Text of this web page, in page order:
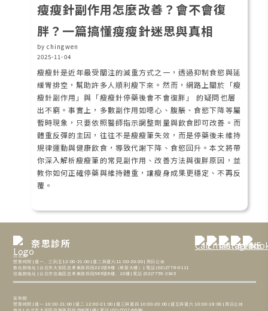
瘦瘦針副作用怎麼改善？會不會復
胖？一篇搞懂瘦瘦針迷思與真相
by chingwen
2025-11-04
瘦瘦針是近年最受關注的減重方式之一，透過抑制食慾與延
緩胃排空，幫助許多人順利瘦下來。然而，網路上關於「瘦
瘦針副作用」與「瘦瘦針停藥後會不會復胖」 的疑問也層
出不窮。事實上，多數副作用如噁心、腹脹、食慾下降等屬
暫時現象，只要依照醫師指示調整劑量與飲食即可改善。而
體重反彈的主因，往往不是瘦瘦筆失效，而是停藥後未維持
規律運動與健康飲食，導致代謝下降、食慾回升。本文將帶
你深入解析瘦瘦筆的常見副作用、改善方法與復胖原因，並
教你如何正確停藥與維持體重，讓瘦身成果更穩定、不再反
覆。
奈思診所
台北館
營業時間 | 週一、三到五12:00-21:00 | 週二與週六11:00-20:00 | 周日公休
敦化館地址 | 台北市大安區忠孝東路四段221號9樓（華新大樓） | 電話 (02)2778-0111
信義館地址 | 台北市信義區忠孝東路四段565號6樓、10樓 | 電話 (02)7755-2345
安和館
營業時間 | 週一 10:30-21:00 | 週二 12:00-21:00 | 週三與週四 10:00-20:00 | 週五與週六 10:00-19:00 | 周日公休